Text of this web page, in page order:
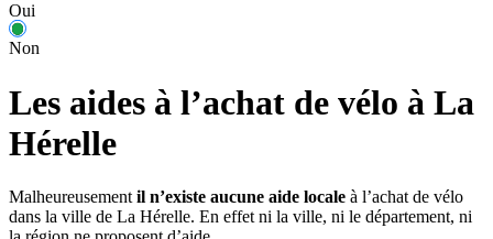
Oui
Non
Les aides à l’achat de vélo à La
Hérelle
Malheureusement il n’existe aucune aide locale à l’achat de vélo
dans la ville de La Hérelle. En effet ni la ville, ni le département, ni